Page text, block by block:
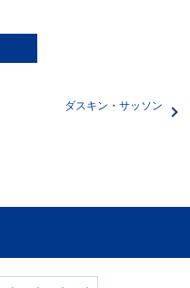
ダスキン・サッソン